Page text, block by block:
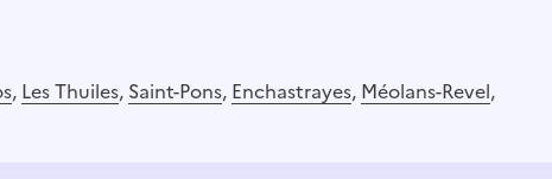
, Les Thuiles, Saint-Pons, Enchastrayes, Méolans-Revel,